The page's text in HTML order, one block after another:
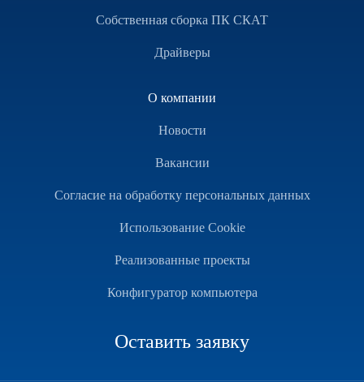
Собственная сборка ПК СКАТ
Драйверы
О компании
Новости
Вакансии
Согласие на обработку персональных данных
Использование Cookie
Реализованные проекты
Конфигуратор компьютера
Оставить заявку